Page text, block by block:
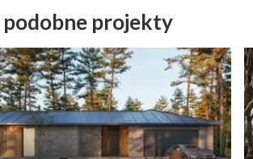
podobne projekty